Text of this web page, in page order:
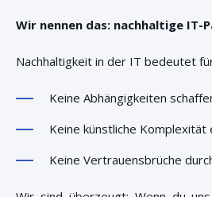
Wir nennen das: nachhaltige IT-
Nachhaltigkeit in der IT bedeutet
Keine Abhängigkeiten
Keine künstliche Komplexität
Keine Vertrauensbrüche